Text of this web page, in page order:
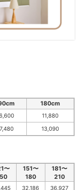
180cm
11,880
7,480 13,090
〜
151〜
180
181〜
210
32,186 36,927